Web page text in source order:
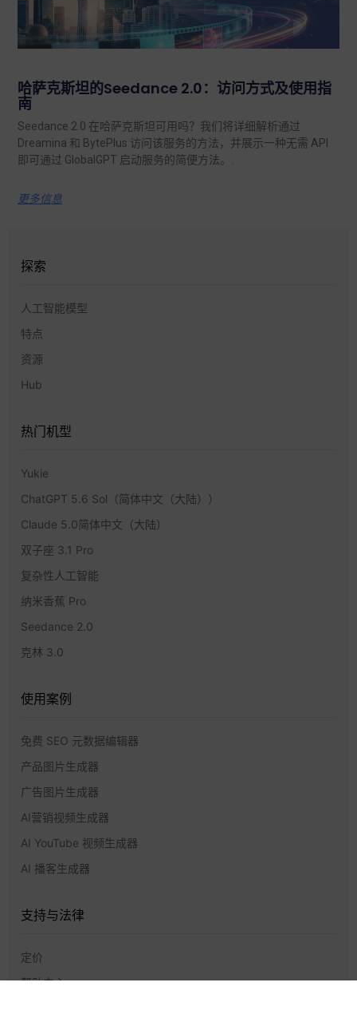
哈萨克斯坦的Seedance 2.0：访问方式及使用指
南
Seedance 2.0 在哈萨克斯坦可用吗？我们将详细解析通过
Dreamina 和 BytePlus 访问该服务的方法，并展示一种无需 API
即可通过 GlobalGPT 启动服务的简便方法。.
更多信息
探索
人工智能模型
特点
资源
Hub
热门机型
Yukie
ChatGPT 5.6 Sol（简体中文（大陆））
Claude 5.0简体中文（大陆）
双子座 3.1 Pro
复杂性人工智能
纳米香蕉 Pro
Seedance 2.0
克林 3.0
使用案例
免费 SEO 元数据编辑器
产品图片生成器
广告图片生成器
AI营销视频生成器
AI YouTube 视频生成器
AI 播客生成器
支持与法律
定价
帮助中心